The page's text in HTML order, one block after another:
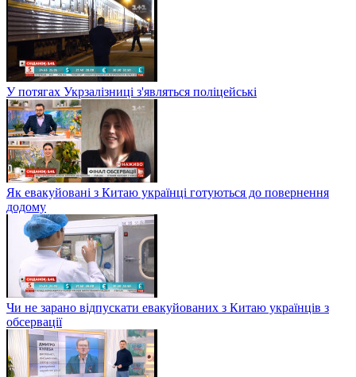
У потягах Укрзалізниці з'являться поліцейські
Як евакуйовані з Китаю українці готуються до повернення
додому
Чи не зарано відпускати евакуйованих з Китаю українців з
обсервації